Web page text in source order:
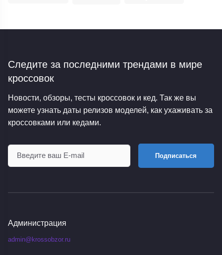
Следите за последними трендами в мире
кроссовок
Новости, обзоры, тесты кроссовок и кед. Так же вы
можете узнать даты релизов моделей, как ухаживать за
кроссовками или кедами.
Подписаться
Администрация
admin@krossobzor.ru